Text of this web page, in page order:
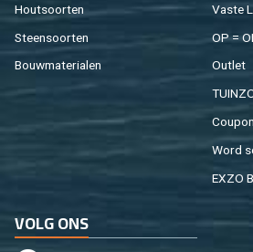
Hout­soor­ten
Steen­soor­ten
Bouw­ma­te­ri­a­len
Vaste
OP =
Out­let
Word
EXZO
VOLG ONS